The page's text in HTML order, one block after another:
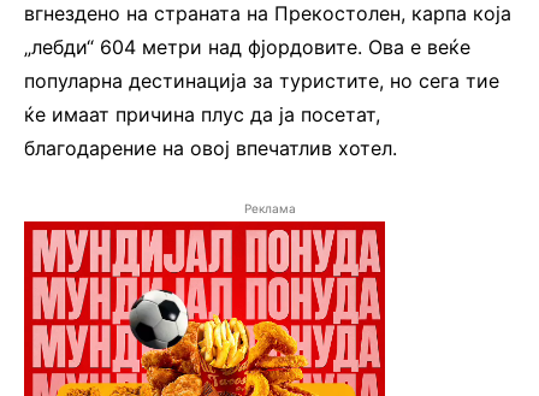
вгнездено на страната на Прекостолен, карпа која
„лебди“ 604 метри над фјордовите. Ова е веќе
популарна дестинација за туристите, но сега тие
ќе имаат причина плус да ја посетат,
благодарение на овој впечатлив хотел.
Реклама